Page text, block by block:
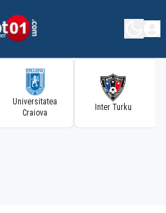
Universitatea
Craiova
Inter Turku